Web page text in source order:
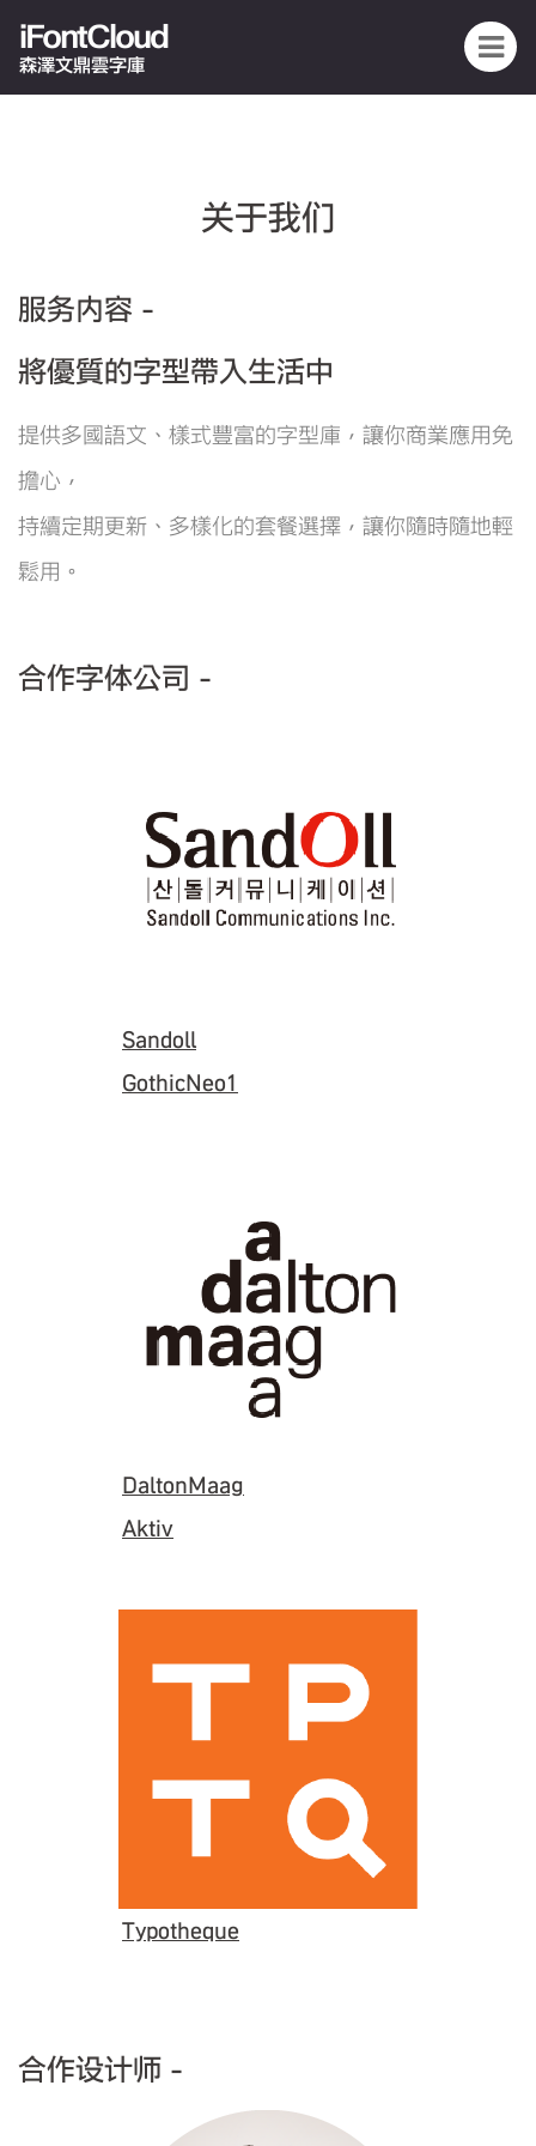
iFontCloud
森澤文鼎雲字庫
关于我们
服务内容 -
將優質的字型帶入生活中
提供多國語文、樣式豐富的字型庫，讓你商業應用免
擔心，
持續定期更新、多樣化的套餐選擇，讓你隨時隨地輕
鬆用。
合作字体公司 -
Sandoll
GothicNeo1
DaltonMaag
Aktiv
Typotheque
合作设计师 -